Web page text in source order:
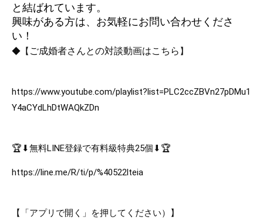
と結ばれています。
興味がある方は、お気軽にお問い合わせくださ
い！
◆【 ご成婚者さんとの対談動画はこちら 】
https://www.youtube.com/playlist?list=PLC2ccZBVn27pDMu1
Y4aCYdLhDtWAQkZDn
🏆⬇︎無料LINE登録で有料級特典25個⬇︎🏆
https://line.me/R/ti/p/%40522lteia
【「アプリで開く」を押してください）】